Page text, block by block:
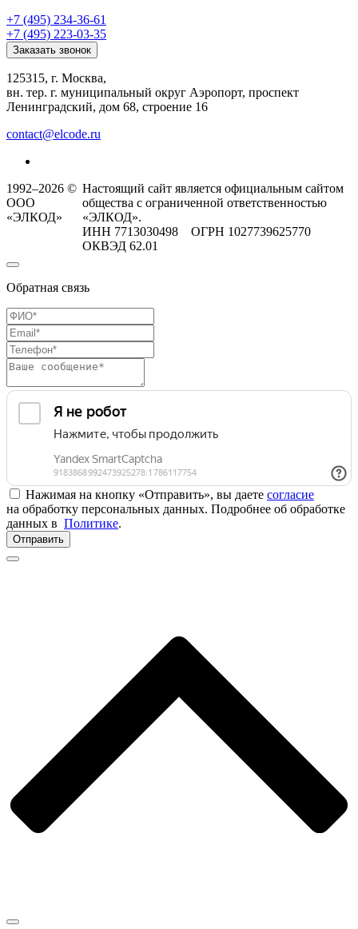
+7 (495) 234-36-61
+7 (495) 223-03-35
Заказать звонок
125315, г. Москва,
вн. тер. г. муниципальный округ Аэропорт, проспект
Ленинградский, дом 68, строение 16
contact@elcode.ru
1992–2026 ©
ООО
«ЭЛКОД»
Настоящий сайт является официальным сайтом
общества с ограниченной ответственностью
«ЭЛКОД».
ИНН 7713030498 ОГРН 1027739625770
ОКВЭД 62.01
Обратная связь
Нажимая на кнопку «Отправить», вы даете согласие
на обработку персональных данных. Подробнее об обработке
данных в Политике.
Отправить